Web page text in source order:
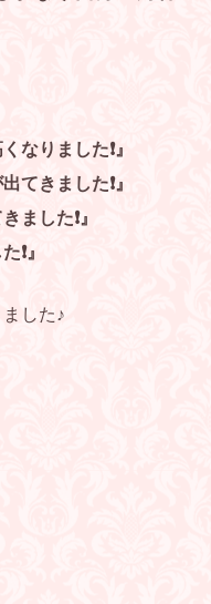
なりました❗』
てきました❗』
ました❗』
』
した♪